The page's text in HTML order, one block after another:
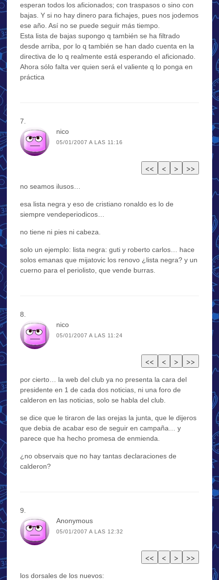
esperan todos los aficionados; con traspasos o sino con
bajas. Y si no hay dinero para fichajes, pues nos jodemos
ese año. Así no se puede seguir más tiempo.
Esta lista de bajas supongo q también se ha filtrado
desde arriba, por lo q también se han dado cuenta en la
directiva de lo q realmente está esperando el aficionado.
Ahora sólo falta ver quien será el valiente q lo ponga en
práctica
nico
05/01/2007 A LAS 11:16
no seamos ilusos…
esa lista negra y eso de cristiano ronaldo es lo de
siempre vendeperiodicos…
no tiene ni pies ni cabeza.
solo un ejemplo: lista negra: guti y roberto carlos… hace
solos emanas que mijatovic los renovo ¿lista negra? y un
cuerno para el periolisto, que vende burras.
nico
05/01/2007 A LAS 11:24
por cierto… la web del club ya no presenta la cara del
presidente en 1 de cada dos noticias, ni una foro de
calderon en las noticias, solo se habla del club.
se dice que le tiraron de las orejas la junta, que le dijeros
que debia de acabar eso de seguir en campaña… y
parece que ha hecho promesa de enmienda.
¿no observais que no hay tantas declaraciones de
calderon?
Anonymous
05/01/2007 A LAS 12:32
los dorsales de los nuevos: